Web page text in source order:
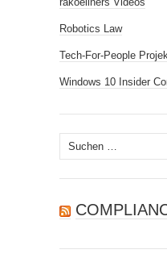
Robotics Law
Tech-For-People
Windows 10 Insider
Suchen
nach: